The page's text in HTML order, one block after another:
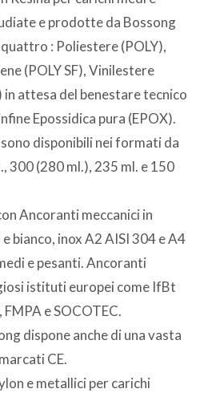
e prodotte da Bossong
: Poliestere (POLY),
(POLY SF), Vinilestere
in attesa del benestare tecnico
Epossidica pura (EPOX).
disponibili nei formati da
300 (280 ml.), 235 ml. e 150
Ancoranti meccanici in
bianco, inox A2 AISI 304 e A4
e pesanti. Ancoranti
istituti europei come IfBt
e SOCOTEC.
dispone anche di una vasta
CE.
e metallici per carichi